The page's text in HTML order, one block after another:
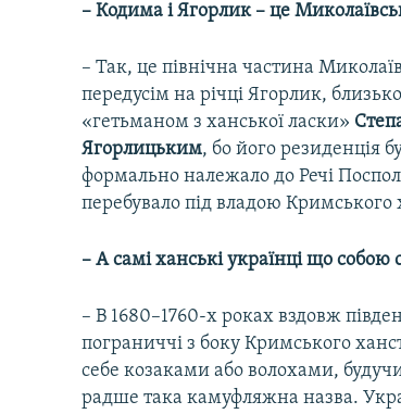
– Кодима і Ягорлик – це
– Так, це північна частина
передусім на річці Ягорлик,
«гетьманом з ханської ласки»
Ягорлицьким, бо його резиденція
формально належало до Речі
перебувало під владою Кримського
– А самі ханські українці що собою
– В 1680–1760-х роках вздовж
пограниччі з боку Кримського
себе козаками або волохами,
радше така камуфляжна назва.